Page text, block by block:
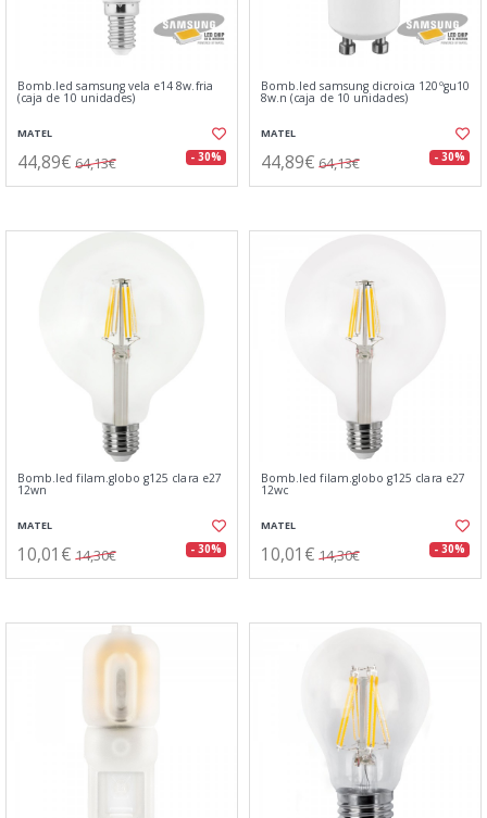
Bomb.led samsung vela e14 8w.fria
(caja de 10 unidades)
MATEL
44,89€ 64,13€ - 30%
Bomb.led samsung dicroica 120ºgu10
8w.n (caja de 10 unidades)
MATEL
44,89€ 64,13€ - 30%
Bomb.led filam.globo g125 clara e27
12wn
MATEL
10,01€ 14,30€ - 30%
Bomb.led filam.globo g125 clara e27
12wc
MATEL
10,01€ 14,30€ - 30%